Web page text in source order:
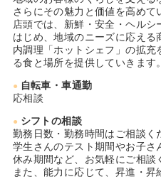
さらにその魅力と価値を高めて
店頭では、新鮮・安全・ヘル
はじめ、地域のニーズに応え
内調理「ホットシェフ」の拡
る食と場所を提供していきます。
自転車・車通勤
応相談
シフトの相談
勤務日数・勤務時間はご相談く
学生さんのテスト期間やお子さ
休み期間など、お気軽にご相談
また、能力に応じて、昇進・昇